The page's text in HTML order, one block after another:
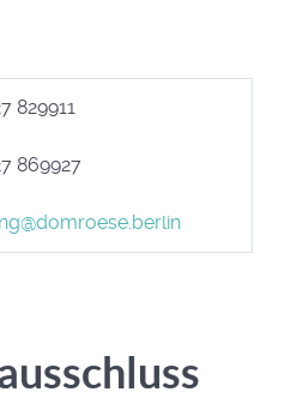
829911
869927